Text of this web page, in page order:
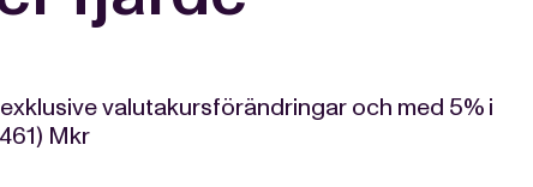
valutakursförändringar och med 5% i
Mkr